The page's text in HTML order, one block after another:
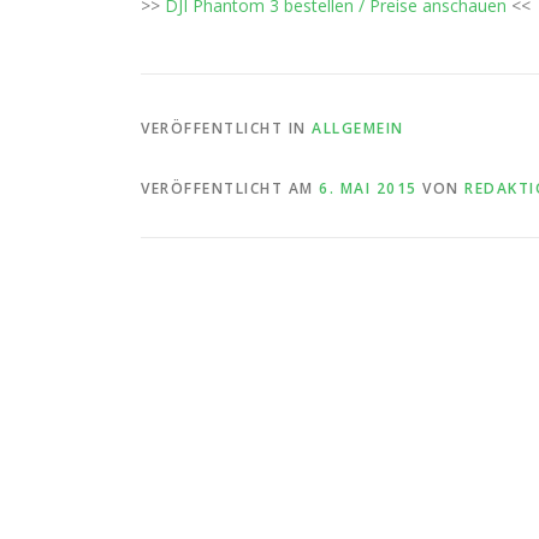
>> DJI Phantom 3 bestellen / Preise anschauen <<
VERÖFFENTLICHT IN ALLGEMEIN
VERÖFFENTLICHT AM 6. MAI 2015 VON